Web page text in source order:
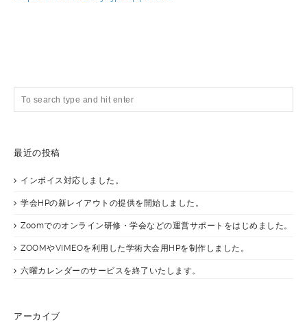
最近の投稿
インボイス対応しました。
学会HPの新レイアウトの提供を開始しました。
Zoomでのオンライン研修・学会などの運営サポートをはじめました。
ZOOMやVIMEOを利用した学術大会用HPを制作しました。
六曜カレンダーのサービスを終了いたします。
アーカイブ